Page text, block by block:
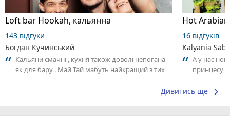
Loft bar Hookah, кальянна
143 відгуки
Богдан Кучинський
Кальяни смачні , кухня також доволі непогана
як для бару . Май Тай мабуть найкращий з тих
16 відгуків
Kalyania
А у нас
принцесу
Дивитись ще keyboard_arrow_right